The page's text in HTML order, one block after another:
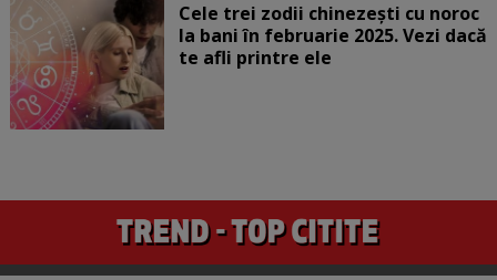
Cele trei zodii chinezești cu noroc
la bani în februarie 2025. Vezi dacă
te afli printre ele